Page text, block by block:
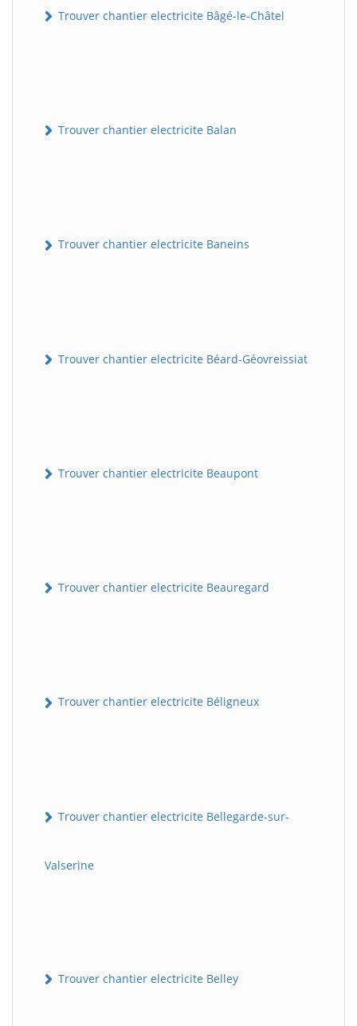
Trouver chantier electricite Bâgé-le-Châtel
Trouver chantier electricite Balan
Trouver chantier electricite Baneins
Trouver chantier electricite Béard-Géovreissiat
Trouver chantier electricite Beaupont
Trouver chantier electricite Beauregard
Trouver chantier electricite Béligneux
Trouver chantier electricite Bellegarde-sur-
Valserine
Trouver chantier electricite Belley